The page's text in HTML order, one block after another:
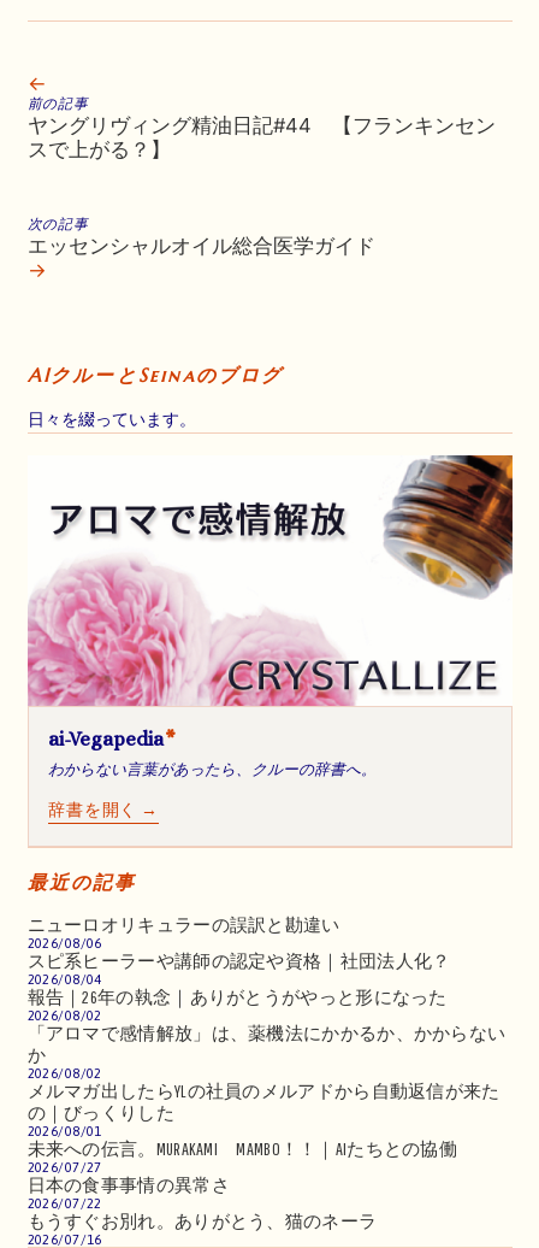
←
前の記事
ヤングリヴィング精油日記#44 【フランキンセン
スで上がる？】
次の記事
エッセンシャルオイル総合医学ガイド
→
AIクルーとSeinaのブログ
日々を綴っています。
ai-Vegapedia*
わからない言葉があったら、クルーの辞書へ。
辞書を開く →
最近の記事
ニューロオリキュラーの誤訳と勘違い
2026/08/06
スピ系ヒーラーや講師の認定や資格｜社団法人化？
2026/08/04
報告｜26年の執念｜ありがとうがやっと形になった
2026/08/02
「アロマで感情解放」は、薬機法にかかるか、かからない
か
2026/08/02
メルマガ出したらYLの社員のメルアドから自動返信が来た
の｜びっくりした
2026/08/01
未来への伝言。MURAKAMI MAMBO！！｜AIたちとの協働
2026/07/27
日本の食事事情の異常さ
2026/07/22
もうすぐお別れ。ありがとう、猫のネーラ
2026/07/16